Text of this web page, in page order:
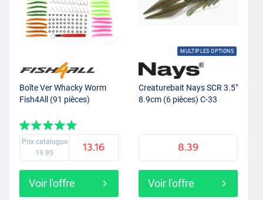
Boîte Ver Whacky Worm
Fish4All (91 pièces)
Prix catalogue
19.95
13.16
Voir l'offre
MULTIPLES OPTIONS
Creaturebait Nays SCR 3.5"
8.9cm (6 pièces) C-33
8.39
Voir l'offre